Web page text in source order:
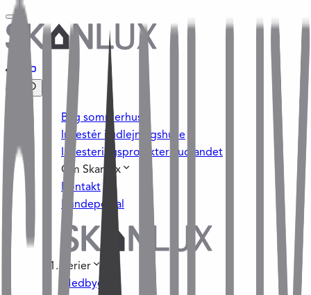
Byg sommerhus
Investér i udlejningshuse
Investeringsprojekter i udlandet
Om Skanlux
Kontakt
Kundeportal
Serier
Medbyg